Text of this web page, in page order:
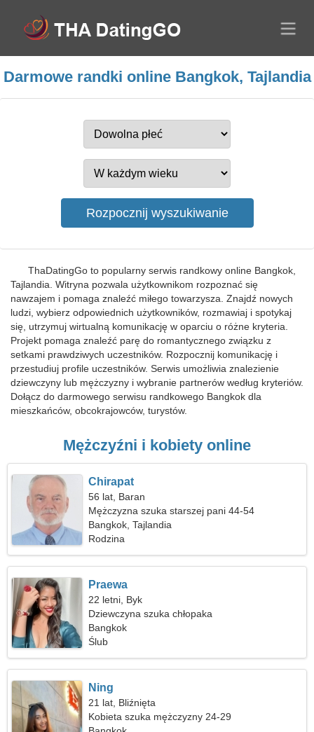
Darmowe randki online Bangkok, Tajlandia
ThaDatingGo to popularny serwis randkowy online Bangkok,
Tajlandia. Witryna pozwala użytkownikom rozpoznać się
nawzajem i pomaga znaleźć miłego towarzysza. Znajdź nowych
ludzi, wybierz odpowiednich użytkowników, rozmawiaj i spotykaj
się, utrzymuj wirtualną komunikację w oparciu o różne kryteria.
Projekt pomaga znaleźć parę do romantycznego związku z
setkami prawdziwych uczestników. Rozpocznij komunikację i
przestudiuj profile uczestników. Serwis umożliwia znalezienie
dziewczyny lub mężczyzny i wybranie partnerów według kryteriów.
Dołącz do darmowego serwisu randkowego Bangkok dla
mieszkańców, obcokrajowców, turystów.
Mężczyźni i kobiety online
Chirapat
56 lat, Baran
Mężczyzna szuka starszej pani 44-54
Bangkok, Tajlandia
Rodzina
Praewa
22 letni, Byk
Dziewczyna szuka chłopaka
Bangkok
Ślub
Ning
21 lat, Bliźnięta
Kobieta szuka mężczyzny 24-29